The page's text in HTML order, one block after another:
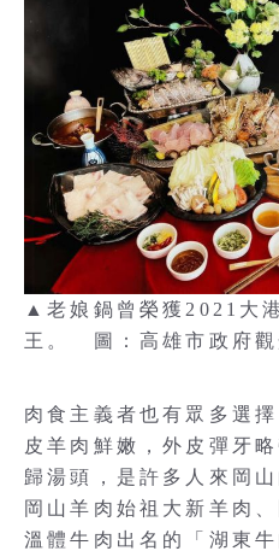
▲老娘鍋曾榮獲2021大
王。 圖：高雄市政府觀
肉食主義者也有眾多選
皮羊肉鮮嫩，外皮彈牙
歸湯頭，是許多人來岡
岡山羊肉始祖大新羊肉
溫體牛肉出名的「湖東